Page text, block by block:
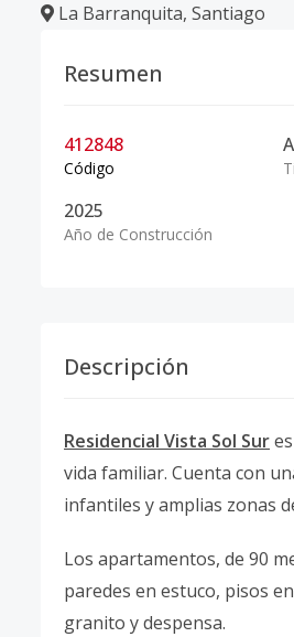
La Barranquita, Santiago
Resumen
412848
Código
2025
Año de Construcción
Descripción
Residencial Vista Sol Sur
vida familiar. Cuenta con
infantiles y amplias zonas
Los apartamentos, de 90
paredes en estuco, pisos
granito y despensa.